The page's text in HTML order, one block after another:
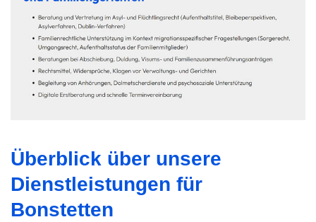
Überblick über unsere
Dienstleistungen für
Bonstetten